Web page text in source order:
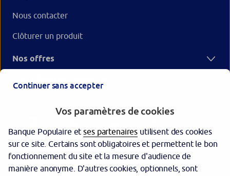
Nous contacter
Clôturer un produit
Nos offres
Garantie des dépôts
Continuer sans accepter
Vos paramètres de cookies
Banque Populaire etses partenaires utilisent des cookies
sur ce site. Certains sont obligatoires et permettent le bon
fonctionnement du site et la mesure d'audience de
manière anonyme. D'autres cookies, optionnels, sont